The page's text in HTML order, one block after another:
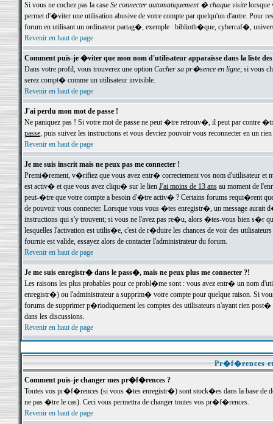
Si vous ne cochez pas la case Se connecter automatiquement � chaque visitelorsque
permet d'�viter une utilisation abusive de votre compte par quelqu'un d'autre. Pour
forum en utilisant un ordinateur partag�, exemple : biblioth�que, cybercaf�,
Revenir en haut de page
Comment puis-je �viter que mon nom d'utilisateur apparaisse dans la liste
Dans votre profil, vous trouverez une option Cacher sa pr�sence en ligne; si vous
serez compt� comme un utilisateur invisible.
Revenir en haut de page
J'ai perdu mon mot de passe !
Ne paniquez pas ! Si votre mot de passe ne peut �tre retrouv�, il peut par contre
passe, puis suivez les instructions et vous devriez pouvoir vous reconnecter en un rien
Revenir en haut de page
Je me suis inscrit mais ne peux pas me connecter !
Premi�rement, v�rifiez que vous avez entr� correctement vos nom d'utilisateur
est activ� et que vous avez cliqu� sur le lien J'ai moins de 13 ansau moment de
peut-�tre que votre compte a besoin d'�tre activ� ? Certains forums requi�rent
de pouvoir vous connecter. Lorsque vous vous �tes enregistr�, un message aurait
instructions qui s'y trouvent; si vous ne l'avez pas re�u, alors �tes-vous bien s�r
lesquelles l'activation est utilis�e, c'est de r�duire les chances de voir des
fournie est valide, essayez alors de contacter l'administrateur du forum.
Revenir en haut de page
Je me suis enregistr� dans le pass�, mais ne peux plus me connecter ?!
Les raisons les plus probables pour ce probl�me sont : vous avez entr� un nom
enregistr�) ou l'administrateur a supprim� votre compte pour quelque raison. Si
forums de supprimer p�riodiquement les comptes des utilisateurs n'ayant rien
dans les discussions.
Revenir en haut de page
Pr�f�rences
Comment puis-je changer mes pr�f�rences ?
Toutes vos pr�f�rences (si vous �tes enregistr�) sont stock�es dans la base de
ne pas �tre le cas). Ceci vous permettra de changer toutes vos pr�f�rences.
Revenir en haut de page